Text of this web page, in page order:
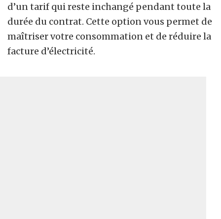
d’un tarif qui reste inchangé pendant toute la
durée du contrat. Cette option vous permet de
maîtriser votre consommation et de réduire la
facture d’électricité.